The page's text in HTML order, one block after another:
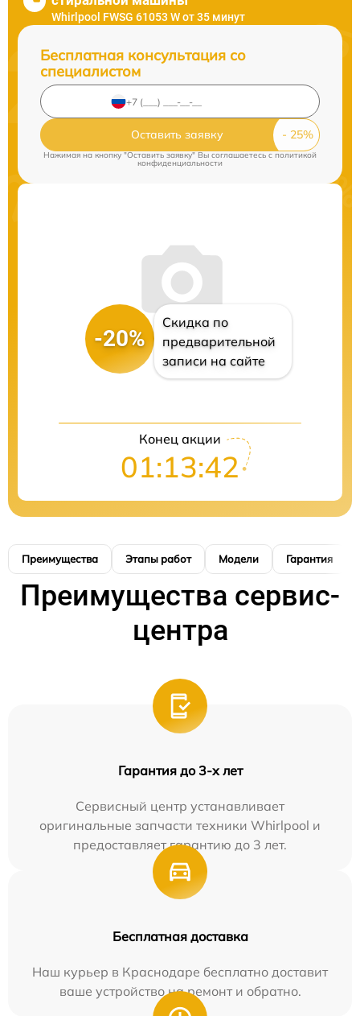
Whirlpool FWSG 61053 W от 35 минут
Бесплатная консультация со
специалистом
Оставить заявку
Нажимая на кнопку "Оставить заявку" Вы соглашаетесь c политикой
конфиденциальности
-20%
Скидка по
предварительной
записи на сайте
Конец акции
01:13:42
Преимущества Этапы работ Модели Гарантия
Преимущества сервис-
центра
Гарантия до 3-х лет
Сервисный центр устанавливает
оригинальные запчасти техники Whirlpool и
предоставляет гарантию до 3 лет.
Бесплатная доставка
Наш курьер в Краснодаре бесплатно доставит
ваше устройство на ремонт и обратно.